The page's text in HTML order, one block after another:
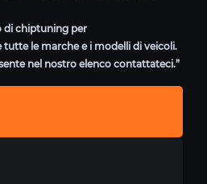
di chiptuning per
tutte le marche e i modelli di veicoli.
nel nostro elenco contattateci.”